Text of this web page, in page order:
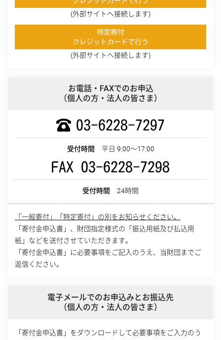
(外部サイトへ接続します)
特定寄付
クレジットカードで行う
(外部サイトへ接続します)
お電話・FAXでのお申込
（個人の方・法人の皆さま）
03-6228-7297
受付時間 平日 9:00～17:00
FAX 03-6228-7298
受付時間 24時間
「一般寄付」「特定寄付」の別をお知らせください。
「寄付金申込書」、財団指定様式の「振込用紙及び払込用
紙」などを送付させていただきます。
「寄付金申込書」に必要事項をご記入のうえ、当財団までご
返信ください。
電子メールでのお申込みとお振込先
（個人の方・法人の皆さま）
「寄付金申込書」をダウンロードして必要事項をご入力のう